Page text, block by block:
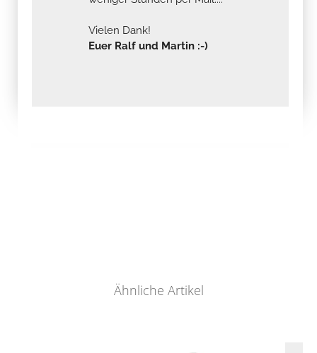
Vielen Dank!
Euer Ralf und Martin :-)
Ähnliche Artikel